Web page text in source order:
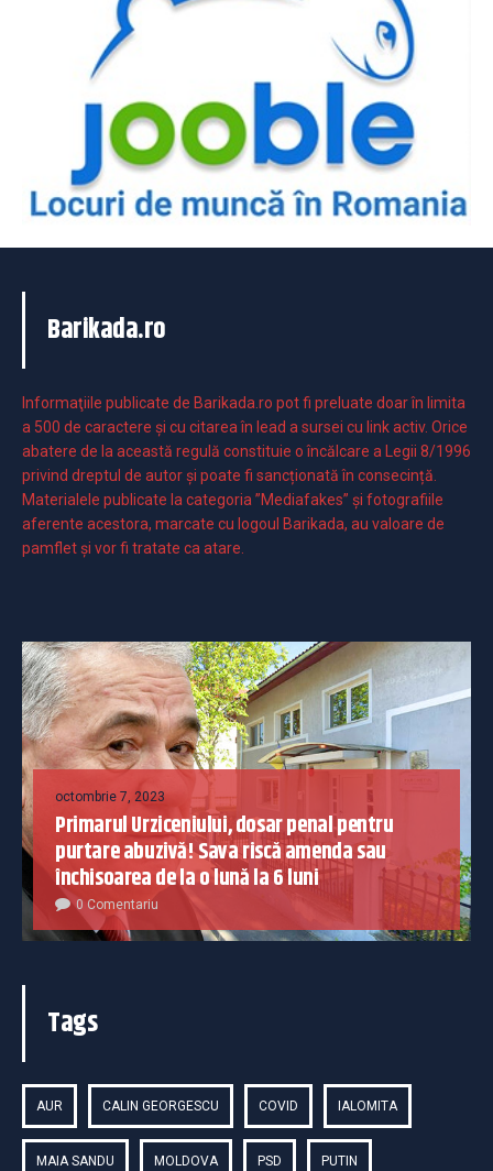
Barikada.ro
Informaţiile publicate de Barikada.ro pot fi preluate doar în limita
a 500 de caractere şi cu citarea în lead a sursei cu link activ. Orice
abatere de la această regulă constituie o încălcare a Legii 8/1996
privind dreptul de autor și poate fi sancționată în consecință.
Materialele publicate la categoria ”Mediafakes” și fotografiile
aferente acestora, marcate cu logoul Barikada, au valoare de
pamflet și vor fi tratate ca atare.
octombrie 7, 2023
Primarul Urziceniului, dosar penal pentru
purtare abuzivă! Sava riscă amenda sau
închisoarea de la o lună la 6 luni
0 Comentariu
Tags
AUR CALIN GEORGESCU COVID IALOMITA
MAIA SANDU MOLDOVA PSD PUTIN